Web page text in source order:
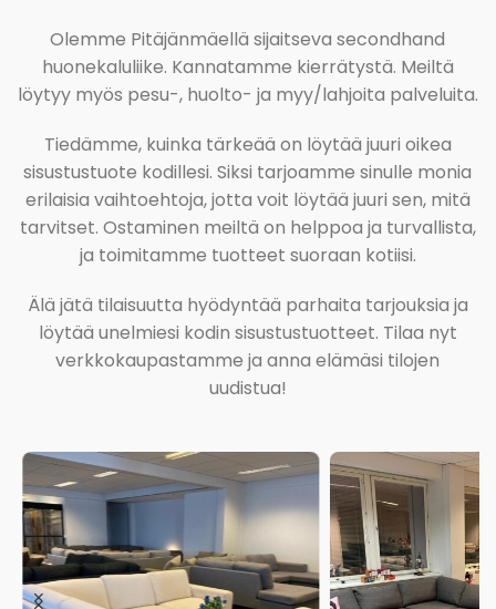
Olemme Pitäjänmäellä sijaitseva secondhand
huonekaluliike. Kannatamme kierrätystä. Meiltä
löytyy myös pesu-, huolto- ja myy/lahjoita palveluita.
Tiedämme, kuinka tärkeää on löytää juuri oikea
sisustustuote kodillesi. Siksi tarjoamme sinulle monia
erilaisia vaihtoehtoja, jotta voit löytää juuri sen, mitä
tarvitset. Ostaminen meiltä on helppoa ja turvallista,
ja toimitamme tuotteet suoraan kotiisi.
Älä jätä tilaisuutta hyödyntää parhaita tarjouksia ja
löytää unelmiesi kodin sisustustuotteet. Tilaa nyt
verkkokaupastamme ja anna elämäsi tilojen
uudistua!